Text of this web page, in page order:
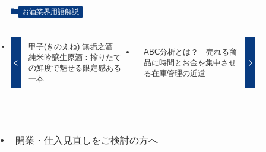
お酒業界用語解説
甲子(きのえね) 無垢之酒
純米吟醸生原酒：搾りたて
の鮮度で魅せる限定感ある
一本
ABC分析とは？｜売れる商
品に時間とお金を集中させ
る在庫管理の近道
開業・仕入見直しをご検討の方へ